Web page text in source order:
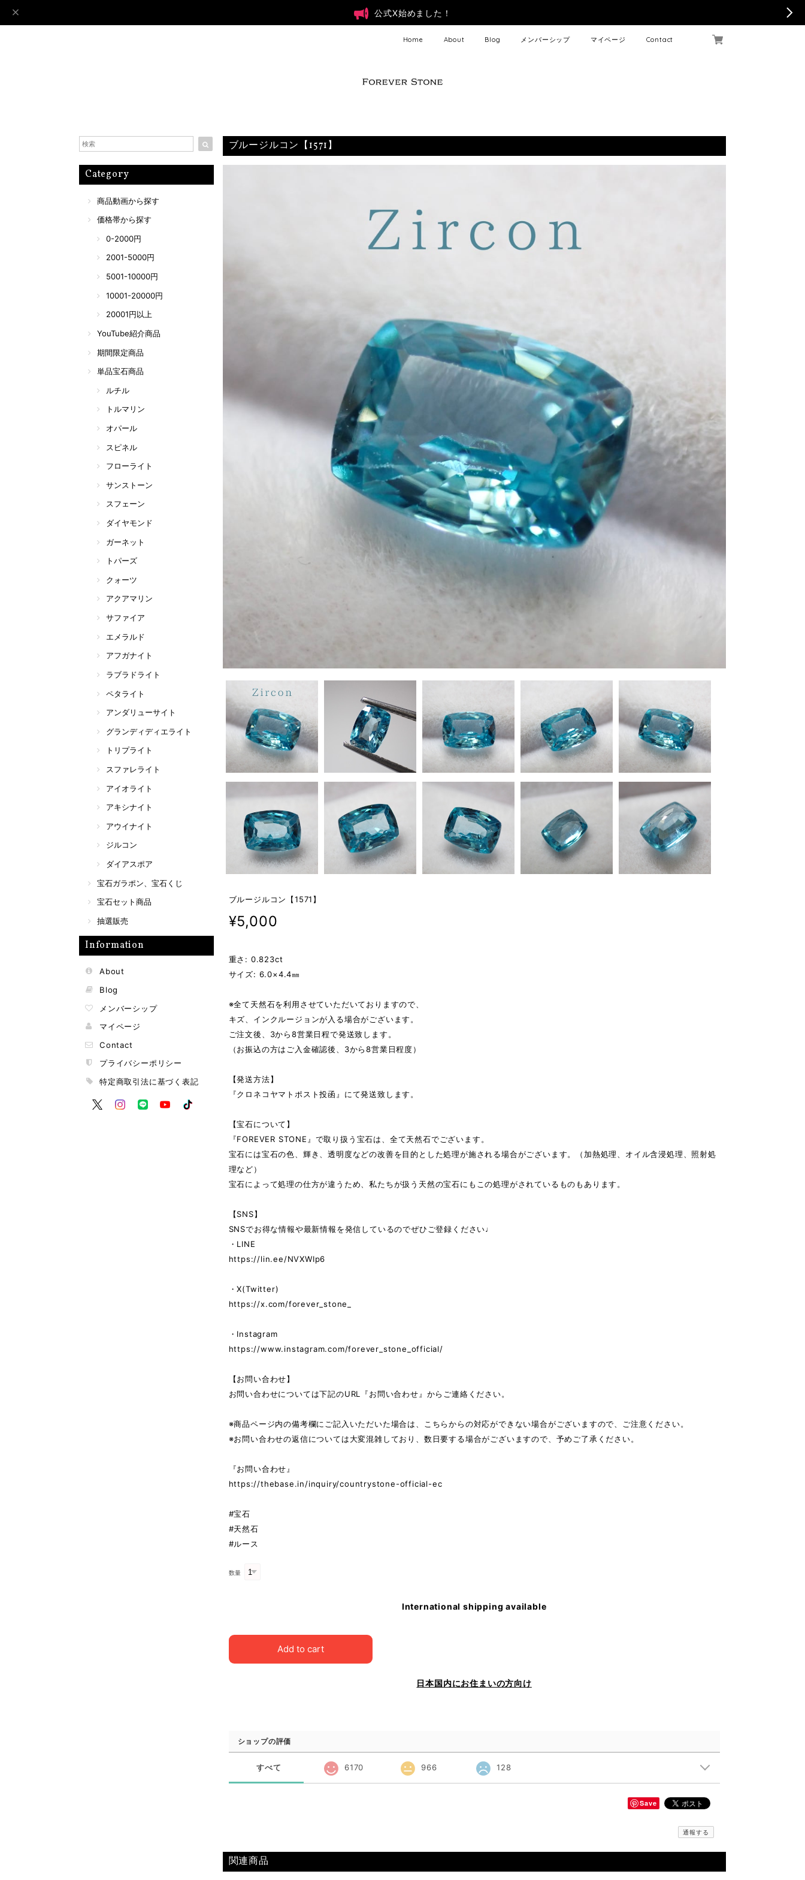
公式X始めました！
Home About Blog メンバーシップ マイページ Contact
Category
商品動画から探す
価格帯から探す
0-2000円
2001-5000円
5001-10000円
10001-20000円
20001円以上
YouTube紹介商品
期間限定商品
単品宝石商品
ルチル
トルマリン
オパール
スピネル
フローライト
サンストーン
スフェーン
ダイヤモンド
ガーネット
トパーズ
クォーツ
アクアマリン
サファイア
エメラルド
アフガナイト
ラブラドライト
ペタライト
アンダリューサイト
グランディディエライト
トリプライト
スファレライト
アイオライト
アキシナイト
アウイナイト
ジルコン
ダイアスポア
宝石ガラポン、宝石くじ
宝石セット商品
抽選販売
Information
About
Blog
メンバーシップ
マイページ
Contact
プライバシーポリシー
特定商取引法に基づく表記
ブルージルコン【1571】
ブルージルコン【1571】
¥5,000
重さ: 0.823ct
サイズ: 6.0×4.4㎜
※全て天然石を利用させていただいておりますので、
キズ、インクルージョンが入る場合がございます。
ご注文後、3から8営業日程で発送致します。
（お振込の方はご入金確認後、3から8営業日程度）
【発送方法】
『クロネコヤマトポスト投函』にて発送致します。
【宝石について】
『FOREVER STONE』で取り扱う宝石は、全て天然石でございます。
宝石には宝石の色、輝き、透明度などの改善を目的とした処理が施される場合がございます。（加熱処理、オイル含浸処理、照射処
理など）
宝石によって処理の仕方が違うため、私たちが扱う天然の宝石にもこの処理がされているものもあります。
【SNS】
SNSでお得な情報や最新情報を発信しているのでぜひご登録ください♩
・LINE
https://lin.ee/NVXWIp6
・X(Twitter)
https://x.com/forever_stone_
・Instagram
https://www.instagram.com/forever_stone_official/
【お問い合わせ】
お問い合わせについては下記のURL『お問い合わせ』からご連絡ください。
※商品ページ内の備考欄にご記入いただいた場合は、こちらからの対応ができない場合がございますので、ご注意ください。
※お問い合わせの返信については大変混雑しており、数日要する場合がございますので、予めご了承ください。
『お問い合わせ』
https://thebase.in/inquiry/countrystone-official-ec
#宝石
#天然石
#ルース
数量
International shipping available
Add to cart
日本国内にお住まいの方向け
ショップの評価
すべて 6170 966 128
Save
通報する
関連商品